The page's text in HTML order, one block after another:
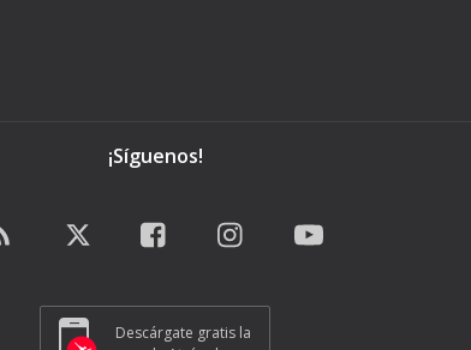
¡Síguenos!
Descárgate gratis la